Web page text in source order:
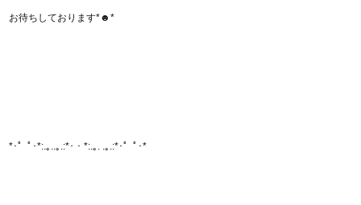
お待ちしております*☻*
*･゜ﾟ･*:.｡..｡.:*･・*:.｡. .｡.:*･゜ﾟ･*